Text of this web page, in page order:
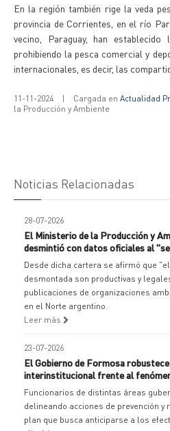
En la región también rige la veda
provincia de Corrientes, en el río
vecino, Paraguay, han establecido
prohibiendo la pesca comercial y
internacionales, es decir, las
11-11-2024 | Cargada en Actualidad
la Producción y Ambiente
Noticias Relacionadas
28-07-2026
El Ministerio de la Producción y
desmintió con datos oficiales al
Desde dicha cartera se afirmó que
desmontada son productivas y
publicaciones de organizaciones
en el Norte argentino.
Leer más
23-07-2026
El Gobierno de Formosa
interinstitucional frente al
Funcionarios de distintas áreas
delineando acciones de prevención y
plan que busca anticiparse a los